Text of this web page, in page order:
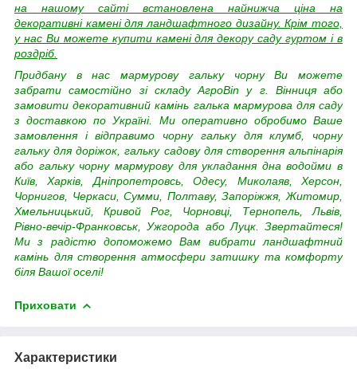
на нашому сайті встановлена найнижча ціна на
декоративні камені для ландшафтного дизайну. Крім того,
у нас Ви можете купити камені для декору саду гуртом і в
роздріб.
Придбану в нас мармурову гальку чорну Ви можете
забрати самостійно зі складу АгроВin у г. Вінниця або
замовити декоративний камінь галька мармурова для саду
з доставкою по Україні. Ми оперативно обробимо Ваше
замовлення і відправимо чорну гальку для клумб, чорну
гальку для доріжок, гальку садову для створення альпінарія
або гальку чорну мармурову для укладання дна водойми в
Київ, Харків, Дніпропетровсь, Одесу, Миколаяв, Херсон,
Чорнигов, Черкаси, Сумми, Полтаву, Запоріжжя, Житомир,
Хмельницький, Кривой Рог, Чорновці, Тернопель, Львів,
Рівно-вечір-Франковськ, Ужгорода або Луцк. Звертайтеся!
Ми з радістю допоможемо Вам вибрати ландшафтний
камінь для створення атмосфери затишку та комфорту
біля Вашої оселі!
Приховати
Характеристики